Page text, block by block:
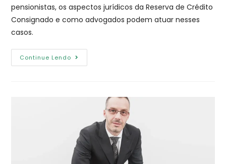
pensionistas, os aspectos jurídicos da Reserva de Crédito
Consignado e como advogados podem atuar nesses
casos.
Continue Lendo